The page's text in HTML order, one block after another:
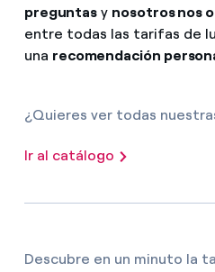
preguntas y nosotros nos
entre todas las tarifas de
una recomendación
¿Quieres ver todas
Ir al catálogo
Descubre en un minuto la